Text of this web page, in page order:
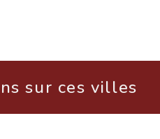
sur ces villes